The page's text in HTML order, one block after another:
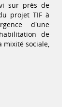
sur près de
projet TIF à
d'une
de
mixité sociale,